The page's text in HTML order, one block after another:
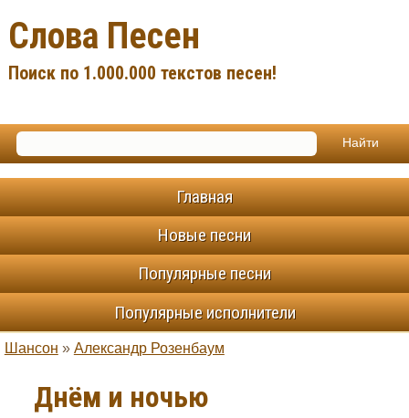
Слова Песен
Поиск по 1.000.000 текстов песен!
Главная
Новые песни
Популярные песни
Популярные исполнители
Шансон » Александр Розенбаум
Днём и ночью